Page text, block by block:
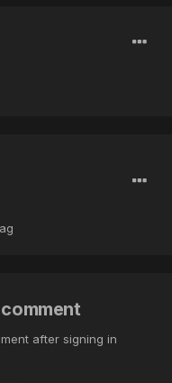
after signing in